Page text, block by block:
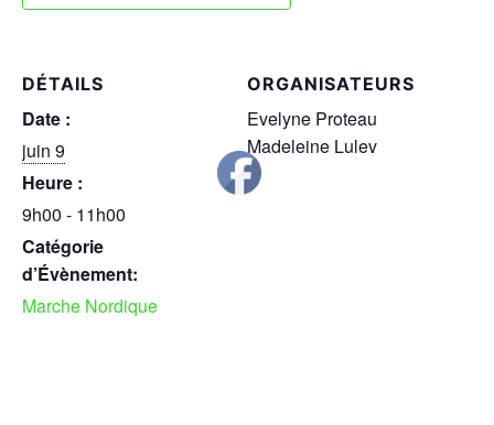
DÉTAILS
Date :
juin 9
Heure :
9h00 - 11h00
Catégorie
d’Évènement:
Marche Nordique
ORGANISATEURS
Evelyne Proteau
Madeleine Lulev